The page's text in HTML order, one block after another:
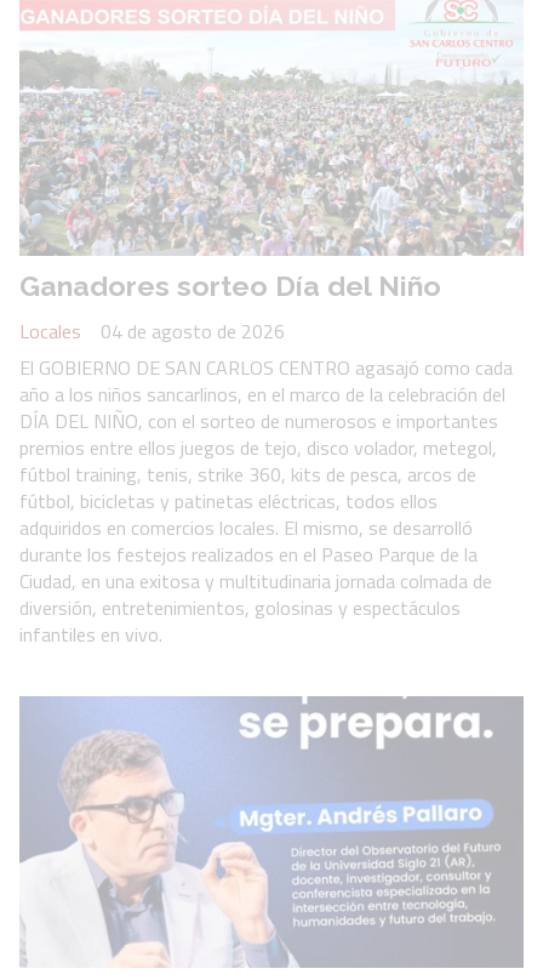
Ganadores sorteo Día del Niño
Locales
04 de agosto de 2026
El GOBIERNO DE SAN CARLOS CENTRO agasajó como cada
año a los niños sancarlinos, en el marco de la celebración del
DÍA DEL NIÑO, con el sorteo de numerosos e importantes
premios entre ellos juegos de tejo, disco volador, metegol,
fútbol training, tenis, strike 360, kits de pesca, arcos de
fútbol, bicicletas y patinetas eléctricas, todos ellos
adquiridos en comercios locales. El mismo, se desarrolló
durante los festejos realizados en el Paseo Parque de la
Ciudad, en una exitosa y multitudinaria jornada colmada de
diversión, entretenimientos, golosinas y espectáculos
infantiles en vivo.